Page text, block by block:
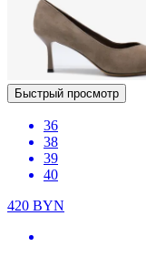
Быстрый просмотр
36
38
39
40
420 BYN